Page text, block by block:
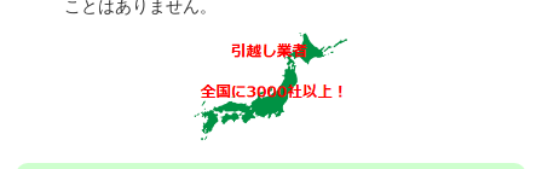
ことはありません。